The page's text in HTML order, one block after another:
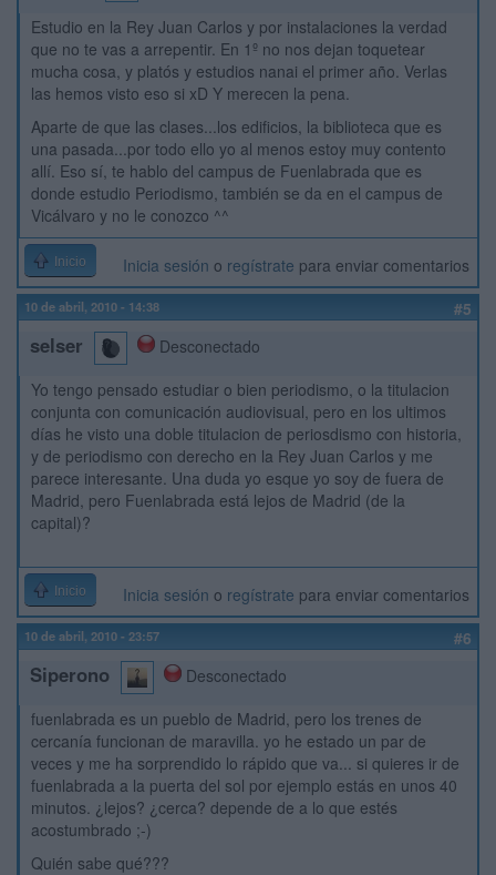
Estudio en la Rey Juan Carlos y por instalaciones la verdad
que no te vas a arrepentir. En 1º no nos dejan toquetear
mucha cosa, y platós y estudios nanai el primer año. Verlas
las hemos visto eso si xD Y merecen la pena.
Aparte de que las clases...los edificios, la biblioteca que es
una pasada...por todo ello yo al menos estoy muy contento
allí. Eso sí, te hablo del campus de Fuenlabrada que es
donde estudio Periodismo, también se da en el campus de
Vicálvaro y no le conozco ^^
Inicio Inicia sesión o regístrate para enviar comentarios
10 de abril, 2010 - 14:38 #5
selser
Desconectado
Yo tengo pensado estudiar o bien periodismo, o la titulacion
conjunta con comunicación audiovisual, pero en los ultimos
días he visto una doble titulacion de periosdismo con historia,
y de periodismo con derecho en la Rey Juan Carlos y me
parece interesante. Una duda yo esque yo soy de fuera de
Madrid, pero Fuenlabrada está lejos de Madrid (de la
capital)?
Inicio Inicia sesión o regístrate para enviar comentarios
10 de abril, 2010 - 23:57 #6
Siperono
Desconectado
fuenlabrada es un pueblo de Madrid, pero los trenes de
cercanía funcionan de maravilla. yo he estado un par de
veces y me ha sorprendido lo rápido que va... si quieres ir de
fuenlabrada a la puerta del sol por ejemplo estás en unos 40
minutos. ¿lejos? ¿cerca? depende de a lo que estés
acostumbrado ;-)
Quién sabe qué???